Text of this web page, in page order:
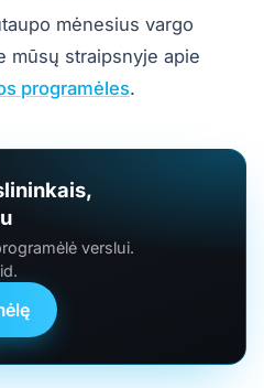
mėnesius vargo
mūsų straipsnyje apie
programėles.
verslui.